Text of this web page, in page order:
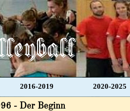
2016-2019 2020-2025
- Der Beginn